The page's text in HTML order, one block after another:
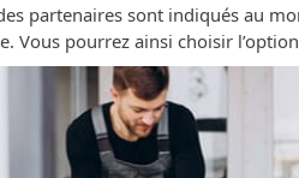
partenaires sont indiqués au
Vous pourrez ainsi choisir